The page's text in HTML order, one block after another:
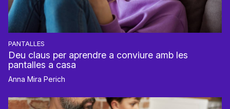
PANTALLES
Deu claus per aprendre a conviure amb les
pantalles a casa
Anna Mira Perich